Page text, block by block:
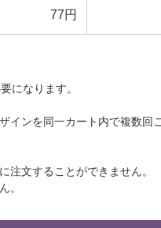
77円
になります。
インを同一カート内で複数回
文することができません。
。